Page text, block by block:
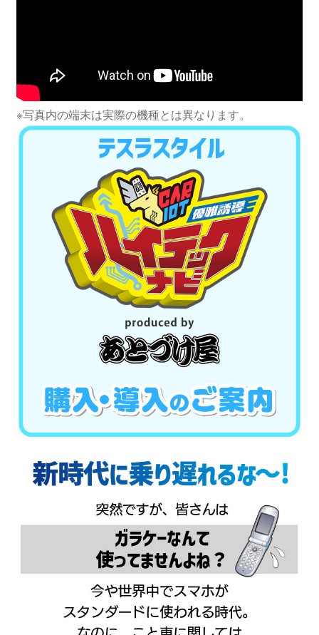
※写真内の端末は実際の機種とは異なります。